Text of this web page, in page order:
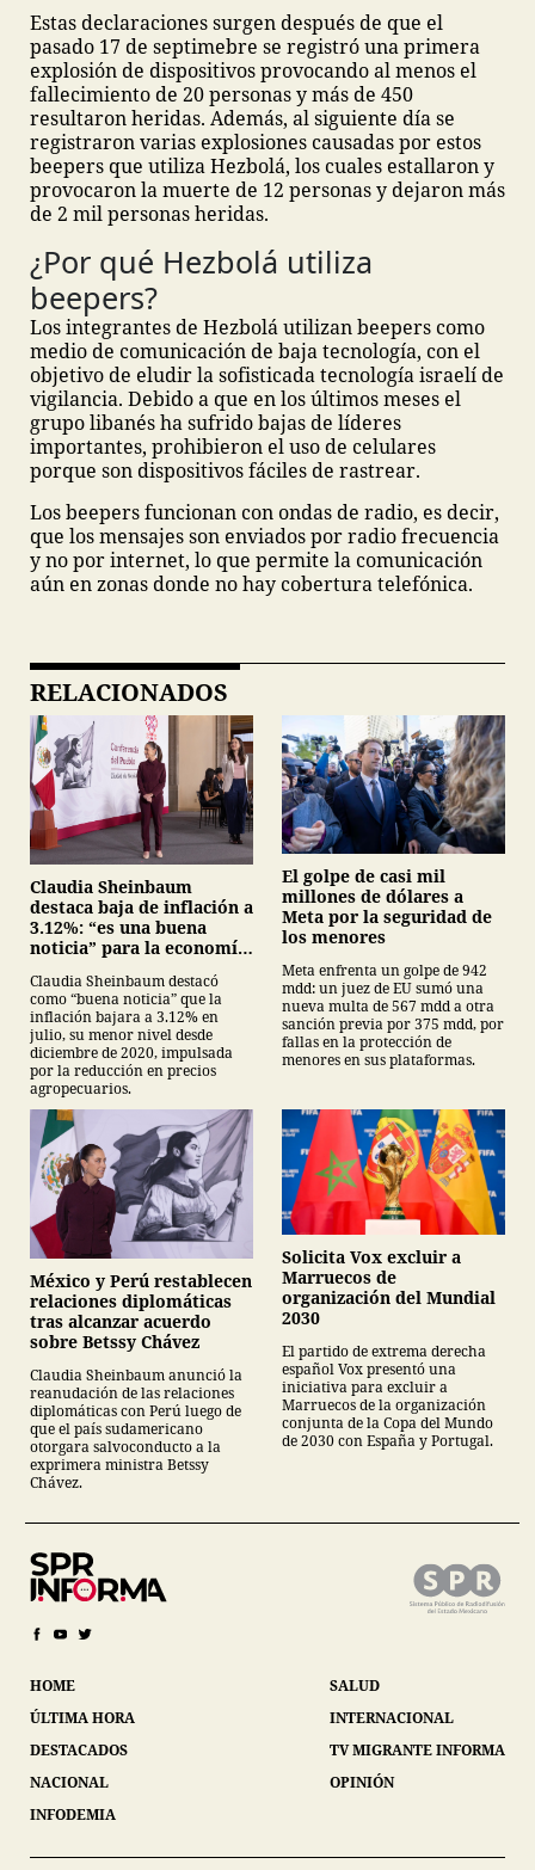
Estas declaraciones surgen después de que el
pasado 17 de septimebre se registró una primera
explosión de dispositivos provocando al menos el
fallecimiento de 20 personas y más de 450
resultaron heridas. Además, al siguiente día se
registraron varias explosiones causadas por estos
beepers que utiliza Hezbolá, los cuales estallaron y
provocaron la muerte de 12 personas y dejaron más
de 2 mil personas heridas.
¿Por qué Hezbolá utiliza
beepers?
Los integrantes de Hezbolá utilizan beepers como
medio de comunicación de baja tecnología, con el
objetivo de eludir la sofisticada tecnología israelí de
vigilancia. Debido a que en los últimos meses el
grupo libanés ha sufrido bajas de líderes
importantes, prohibieron el uso de celulares
porque son dispositivos fáciles de rastrear.
Los beepers funcionan con ondas de radio, es decir,
que los mensajes son enviados por radio frecuencia
y no por internet, lo que permite la comunicación
aún en zonas donde no hay cobertura telefónica.
RELACIONADOS
Claudia Sheinbaum
destaca baja de inflación a
3.12%: “es una buena
noticia” para la economía
Claudia Sheinbaum destacó
como “buena noticia” que la
inflación bajara a 3.12% en
julio, su menor nivel desde
diciembre de 2020, impulsada
por la reducción en precios
agropecuarios.
El golpe de casi mil
millones de dólares a
Meta por la seguridad de
los menores
Meta enfrenta un golpe de 942
mdd: un juez de EU sumó una
nueva multa de 567 mdd a otra
sanción previa por 375 mdd, por
fallas en la protección de
menores en sus plataformas.
México y Perú restablecen
relaciones diplomáticas
tras alcanzar acuerdo
sobre Betssy Chávez
Claudia Sheinbaum anunció la
reanudación de las relaciones
diplomáticas con Perú luego de
que el país sudamericano
otorgara salvoconducto a la
exprimera ministra Betssy
Chávez.
Solicita Vox excluir a
Marruecos de
organización del Mundial
2030
El partido de extrema derecha
español Vox presentó una
iniciativa para excluir a
Marruecos de la organización
conjunta de la Copa del Mundo
de 2030 con España y Portugal.
HOME
ÚLTIMA HORA
DESTACADOS
NACIONAL
INFODEMIA
SALUD
INTERNACIONAL
TV MIGRANTE INFORMA
OPINIÓN